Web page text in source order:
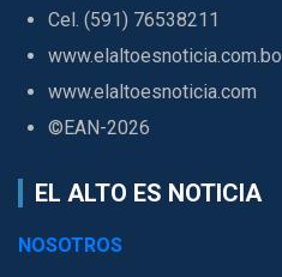
Cel. (591) 76538211
www.elaltoesnoticia.com.bo
www.elaltoesnoticia.com
©EAN-2026
EL ALTO ES NOTICIA
NOSOTROS